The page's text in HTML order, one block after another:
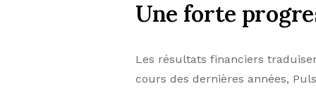
Une forte
Les résultats financiers
cours des dernières années,